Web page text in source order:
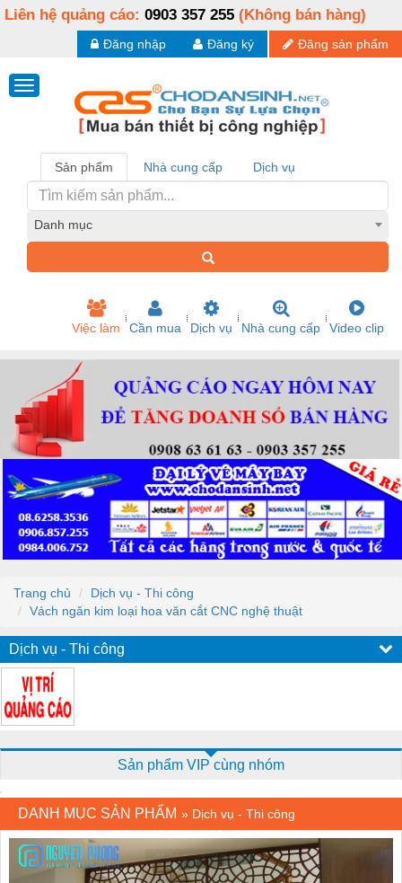
Liên hệ quảng cáo: 0903 357 255 (Không bán hàng)
Đăng sản phẩm
Đăng ký
Đăng nhập
Sản phẩm Nhà cung cấp Dịch vụ
Danh mục
Việc làm Cần mua Dịch vụ Nhà cung cấp Video clip
Trang chủ
Dịch vụ - Thi công
Vách ngăn kim loại hoa văn cắt CNC nghệ thuật
Dịch vụ - Thi công
Sản phẩm VIP cùng nhóm
DANH MỤC SẢN PHẨM » Dịch vụ - Thi công